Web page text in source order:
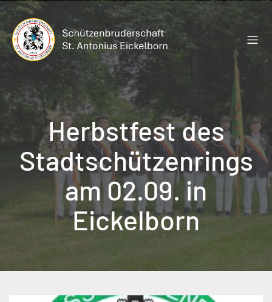
Zum
Inhalt
springen
Herbstfest des
Stadtschützenrings
am 02.09. in
Eickelborn